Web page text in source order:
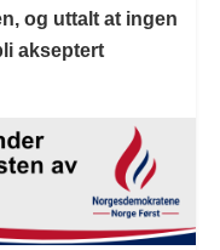
og uttalt at ingen
akseptert